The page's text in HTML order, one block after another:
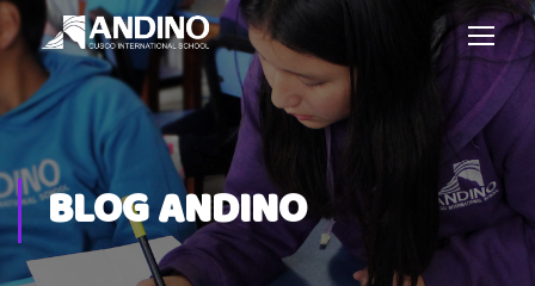
BLOG ANDINO